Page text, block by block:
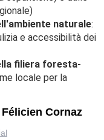
naturale:
e accessibilità dei
filiera foresta-
locale per la